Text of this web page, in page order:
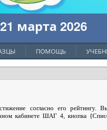
марта 2026
ПОМОЩЬ
согласно его рейтингу.
кабинете ШАГ 4, кнопка